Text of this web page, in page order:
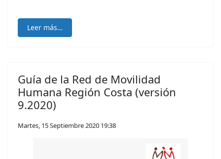
Leer más…
Guía de la Red de Movilidad
Humana Región Costa (versión
9.2020)
Martes, 15 Septiembre 2020 19:38